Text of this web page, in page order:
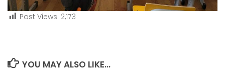
Post Views: 2,173
YOU MAY ALSO LIKE...